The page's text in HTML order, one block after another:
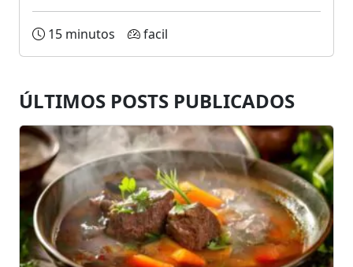
15 minutos facil
ÚLTIMOS POSTS PUBLICADOS